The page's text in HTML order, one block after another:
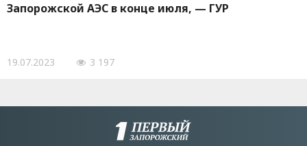
Запорожской АЭС в конце июля, — ГУР
19.07.2023 3 197